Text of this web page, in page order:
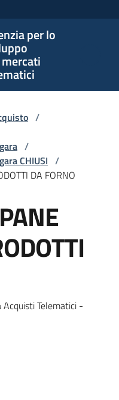
per lo
/
/
CHIUSI /
DA FORNO
Telematici -